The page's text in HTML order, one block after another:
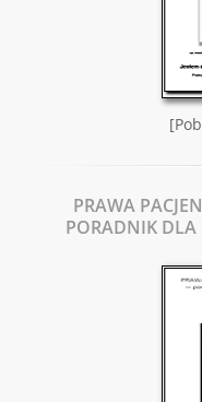
PRAWA
PORADNIK DLA